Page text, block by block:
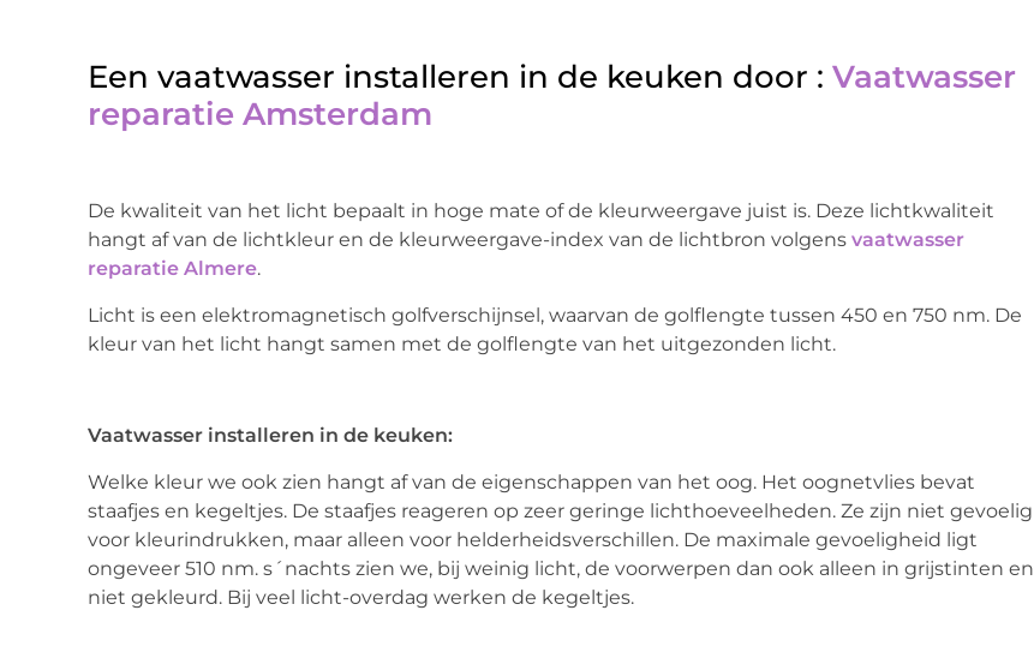
Een vaatwasser installeren in de keuken door : Vaatwasser
reparatie Amsterdam
De kwaliteit van het licht bepaalt in hoge mate of de kleurweergave juist is. Deze lichtkwaliteit
hangt af van de lichtkleur en de kleurweergave-index van de lichtbron volgens vaatwasser
reparatie Almere.
Licht is een elektromagnetisch golfverschijnsel, waarvan de golflengte tussen 450 en 750 nm. De
kleur van het licht hangt samen met de golflengte van het uitgezonden licht.
Vaatwasser installeren in de keuken:
Welke kleur we ook zien hangt af van de eigenschappen van het oog. Het oognetvlies bevat
staafjes en kegeltjes. De staafjes reageren op zeer geringe lichthoeveelheden. Ze zijn niet gevoelig
voor kleurindrukken, maar alleen voor helderheidsverschillen. De maximale gevoeligheid ligt
ongeveer 510 nm. s´nachts zien we, bij weinig licht, de voorwerpen dan ook alleen in grijstinten en
niet gekleurd. Bij veel licht-overdag werken de kegeltjes.